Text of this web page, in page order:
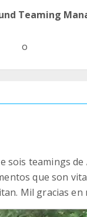
Teaming
o
sois teamings de
que son
Mil gracias